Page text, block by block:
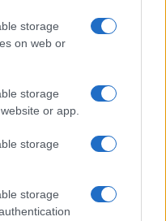
storage
on web or
storage
or app.
storage
storage
fiamme a La
d’à rena
il weekend a Olbia e in
bella anche dal
come fa